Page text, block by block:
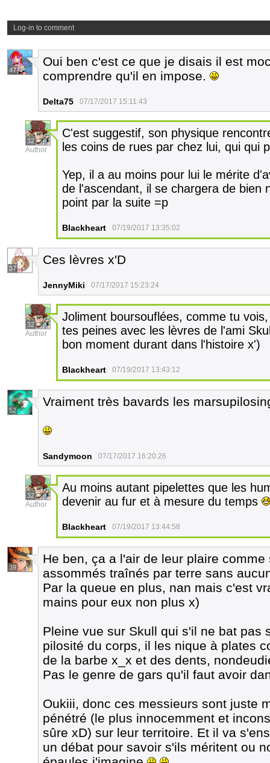
Log-in to comment
47
Oui ben c'est ce que je disais il est
comprendre qu'il en impose.
Delta75 07/17/2017 15:11:43
32
Author
C'est suggestif, son physique
les coins de rues par chez lui, qui qui
Yep, il a au moins pour lui le mérite
de l'ascendant, il se chargera de bien
point par la suite =p
Blackheart 07/19/2017 13:35:02
37
Ces lèvres x'D
JennyMiki 07/17/2017 15:23:24
32
Author
Joliment boursouflées, comme tu
tes peines avec les lèvres de l'ami
bon moment durant dans l'histoire x')
Blackheart 07/19/2017 13:43:12
52
Vraiment très bavards les
Sandymoon 07/17/2017 16:20:26
32
Author
Au moins autant pipelettes que les
devenir au fur et à mesure du temps
Blackheart 07/19/2017 13:44:58
39
He ben, ça a l'air de leur plaire
assommés traînés par terre sans
Par la queue en plus, nan mais c'est
mains pour eux non plus x)
Pleine vue sur Skull qui s'il ne bat pas
pilosité du corps, il les nique à plates
de la barbe x_x et des dents,
Pas le genre de gars qu'il faut avoir
Oukiii, donc ces messieurs sont juste
pénétré (le plus innocemment et
sûre xD) sur leur territoire. Et il va
un débat pour savoir s'ils méritent ou